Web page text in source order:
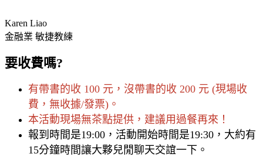
Karen Liao
金融業 敏捷教練
要收費嗎?
有帶書的收 100 元，沒帶書的收 200 元 (現場收
費，無收據/發票)。
本活動現場無茶點提供，建議用過餐再來！
報到時間是19:00，活動開始時間是19:30，大約有
15分鐘時間讓大夥兒閒聊天交誼一下。